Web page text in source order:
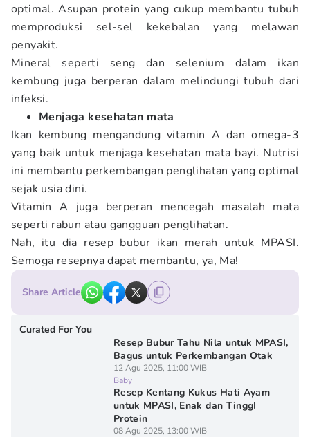
optimal. Asupan protein yang cukup membantu tubuh
memproduksi sel-sel kekebalan yang melawan
penyakit.
Mineral seperti seng dan selenium dalam ikan
kembung juga berperan dalam melindungi tubuh dari
infeksi.
Menjaga kesehatan mata
Ikan kembung mengandung vitamin A dan omega-3
yang baik untuk menjaga kesehatan mata bayi. Nutrisi
ini membantu perkembangan penglihatan yang optimal
sejak usia dini.
Vitamin A juga berperan mencegah masalah mata
seperti rabun atau gangguan penglihatan.
Nah, itu dia resep bubur ikan merah untuk MPASI.
Semoga resepnya dapat membantu, ya, Ma!
Share Article
Curated For You
Resep Bubur Tahu Nila untuk MPASI,
Bagus untuk Perkembangan Otak
12 Agu 2025, 11:00 WIB
Baby
Resep Kentang Kukus Hati Ayam
untuk MPASI, Enak dan TinggI
Protein
08 Agu 2025, 13:00 WIB